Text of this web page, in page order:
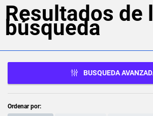
Resultados de
búsqueda
BUSQUEDA
Ordenar por: